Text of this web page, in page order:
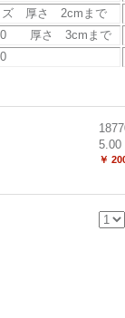
ズ 厚さ 2cmまで
厚さ 3cmまで
5.00
￥